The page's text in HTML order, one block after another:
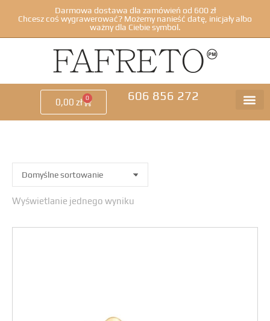
Darmowa dostawa dla zamówień od 600 zł
Chcesz coś wygrawerować? Możemy nanieść datę, inicjały albo
ważny dla Ciebie symbol.
0,00 zł 0 606 856 272
Wyświetlanie jednego wyniku